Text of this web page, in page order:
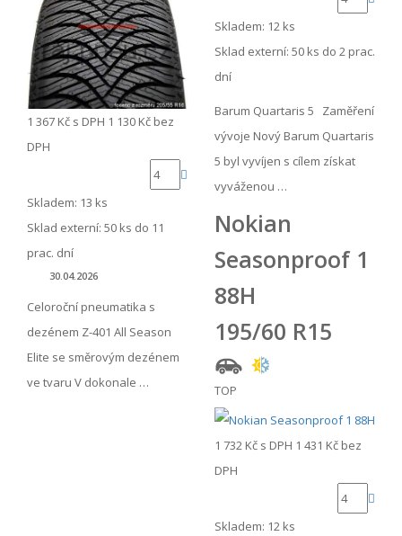
1 367 Kč s DPH 1 130 Kč bez
DPH
Skladem: 13 ks
Sklad externí: 50 ks do 11
prac. dní
30.04.2026
Celoroční pneumatika s
dezénem Z-401 All Season
Elite se směrovým dezénem
ve tvaru V dokonale …
Skladem: 12 ks
Sklad externí: 50 ks do 2 prac.
dní
Barum Quartaris 5 Zaměření
vývoje Nový Barum Quartaris
5 byl vyvíjen s cílem získat
vyváženou …
Nokian
Seasonproof 1
88H
195/60 R15
TOP
1 732 Kč s DPH 1 431 Kč bez
DPH
Skladem: 12 ks